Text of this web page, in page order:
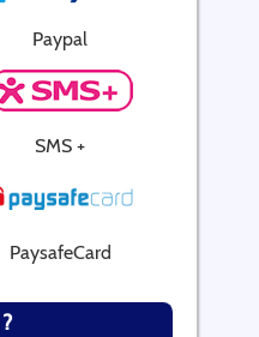
Paypal
SMS +
PaysafeCard